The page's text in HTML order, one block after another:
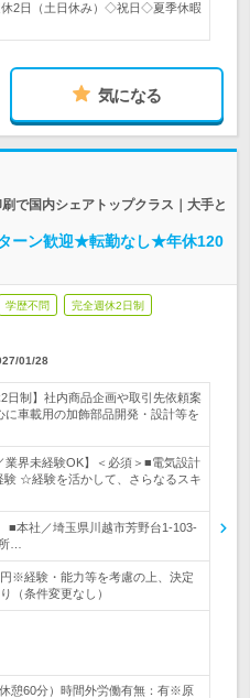
休2日（土日休み）◇祝日◇夏季休暇
気になる
で国内シェアトップクラス｜大手と
ーン歓迎★転勤なし★年休120
学歴不問 完全週休2日制
01/28
日制】社内商品企画や取引先依頼案
車載用の加飾部品開発・設計等を
業界未経験OK】＜必須＞■電気設計
験 ☆経験を活かして、さらなるスキ
■本社／埼玉県川越市芳野台1-103-
…
※経験・能力等を考慮の上、決定
（条件変更なし）
憩60分）時間外労働有無：有※原